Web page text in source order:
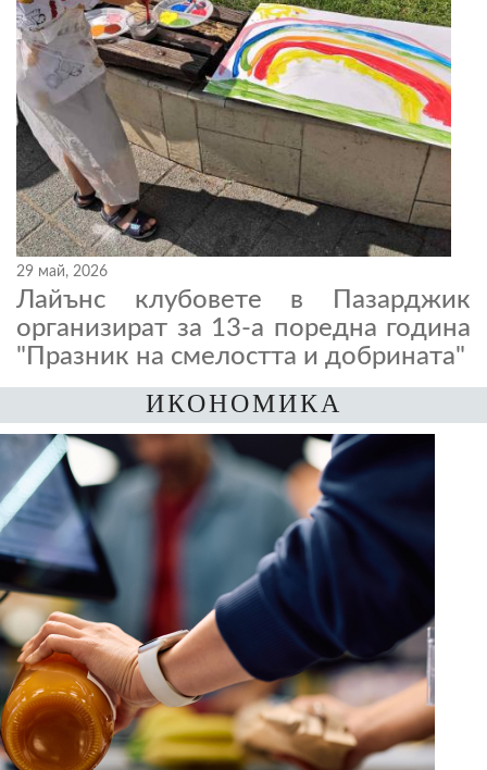
29 май, 2026
Лайънс клубовете в Пазарджик
организират за 13-а поредна година
"Празник на смелостта и добрината"
ИКОНОМИКА